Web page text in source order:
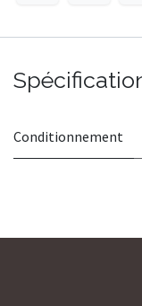
Conditionnement